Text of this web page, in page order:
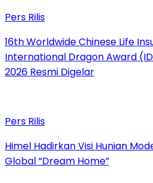
Pers Rilis
16th Worldwide Chinese Life
International Dragon Award
2026 Resmi Digelar
Pers Rilis
Himel Hadirkan Visi Hunian
Global “Dream Home”